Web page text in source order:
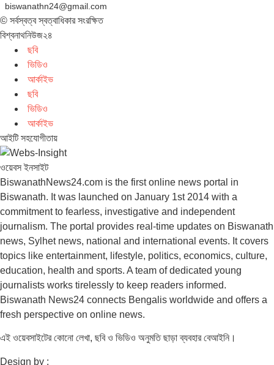
biswanathn24@gmail.com
© সর্বস্বত্ব স্বত্বাধিকার সংরক্ষিত
বিশ্বনাথনিউজ২৪
ছবি
ভিডিও
আর্কাইভ
ছবি
ভিডিও
আর্কাইভ
আইটি সহযোগীতায়
ওয়েবস ইনসাইট
BiswanathNews24.com is the first online news portal in
Biswanath. It was launched on January 1st 2014 with a
commitment to fearless, investigative and independent
journalism. The portal provides real-time updates on Biswanath
news, Sylhet news, national and international events. It covers
topics like entertainment, lifestyle, politics, economics, culture,
education, health and sports. A team of dedicated young
journalists works tirelessly to keep readers informed.
Biswanath News24 connects Bengalis worldwide and offers a
fresh perspective on online news.
এই ওয়েবসাইটের কোনো লেখা, ছবি ও ভিডিও অনুমতি ছাড়া ব্যবহার বেআইনি।
Design by :